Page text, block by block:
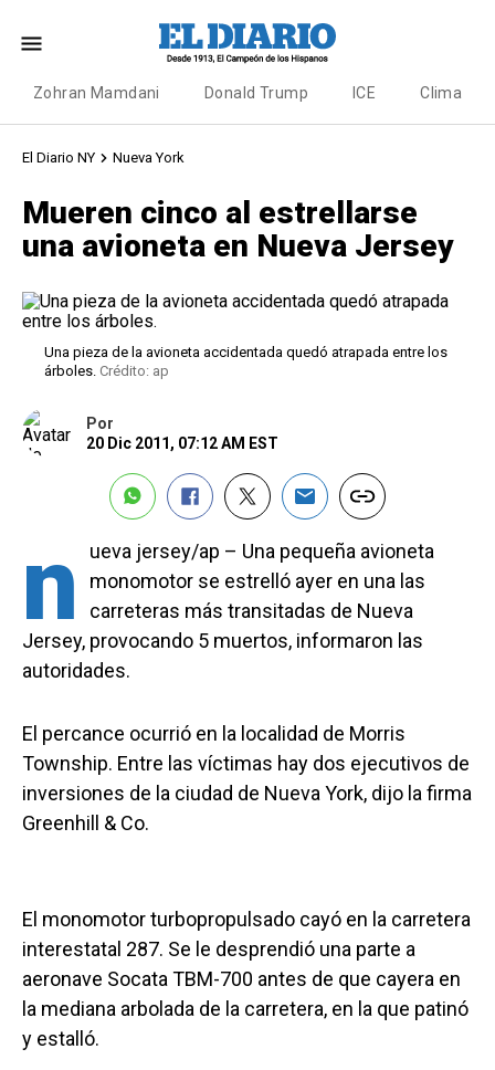
Zohran Mamdani Donald Trump ICE Clima
El Diario NY Nueva York
Mueren cinco al estrellarse
una avioneta en Nueva Jersey
Una pieza de la avioneta accidentada quedó atrapada entre los
árboles. Crédito: ap
Por
20 Dic 2011, 07:12 AM EST
n
ueva jersey/ap – Una pequeña avioneta
monomotor se estrelló ayer en una las
carreteras más transitadas de Nueva
Jersey, provocando 5 muertos, informaron las
autoridades.
El percance ocurrió en la localidad de Morris
Township. Entre las víctimas hay dos ejecutivos de
inversiones de la ciudad de Nueva York, dijo la firma
Greenhill & Co.
El monomotor turbopropulsado cayó en la carretera
interestatal 287. Se le desprendió una parte a
aeronave Socata TBM-700 antes de que cayera en
la mediana arbolada de la carretera, en la que patinó
y estalló.